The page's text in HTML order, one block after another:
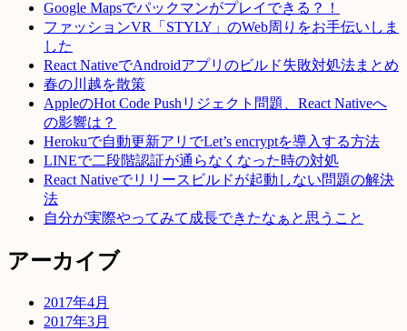
Google Mapsでパックマンがプレイできる？！
ファッションVR「STYLY」のWeb周りをお手伝いしま
した
React NativeでAndroidアプリのビルド失敗対処法まとめ
春の川越を散策
AppleのHot Code Pushリジェクト問題、React Nativeへ
の影響は？
Herokuで自動更新アリでLet’s encryptを導入する方法
LINEで二段階認証が通らなくなった時の対処
React Nativeでリリースビルドが起動しない問題の解決
法
自分が実際やってみて成長できたなぁと思うこと
アーカイブ
2017年4月
2017年3月